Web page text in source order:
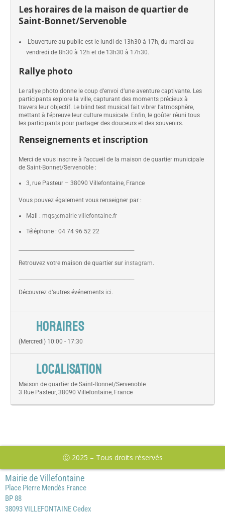
Les horaires de la maison de quartier de
Saint-Bonnet/Servenoble
L’ouverture au public est le lundi de 13h30 à 17h, du mardi au
vendredi de 8h30 à 12h et de 13h30 à 17h30.
Rallye photo
Le rallye photo donne le coup d’envoi d’une aventure captivante. Les
participants explore la ville, capturant des moments précieux à
travers leur objectif. Le blind test musical fait vibrer l’atmosphère,
mettant à l’épreuve leur culture musicale. Enfin, le goûter réuni tous
les participants pour partager des douceurs et des souvenirs.
Renseignements et inscription
Merci de vous inscrire à l’accueil de la maison de quartier municipale
de Saint-Bonnet/Servenoble :
3, rue Pasteur – 38090 Villefontaine, France
Vous pouvez également vous renseigner par :
Mail : mqs@mairie-villefontaine.fr
Téléphone : 04 74 96 52 22
Retrouvez votre maison de quartier sur instagram.
Découvrez d’autres événements ici.
HORAIRES
(Mercredi) 10:00 - 17:30
LOCALISATION
Maison de quartier de Saint-Bonnet/Servenoble
3 Rue Pasteur, 38090 Villefontaine, France
Ⓒ 2025 – Tous droits réservés
Mairie de Villefontaine
Place Pierre Mendès France
BP 88
38093 VILLEFONTAINE Cedex